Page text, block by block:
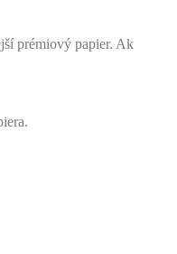
prémiový papier. Ak